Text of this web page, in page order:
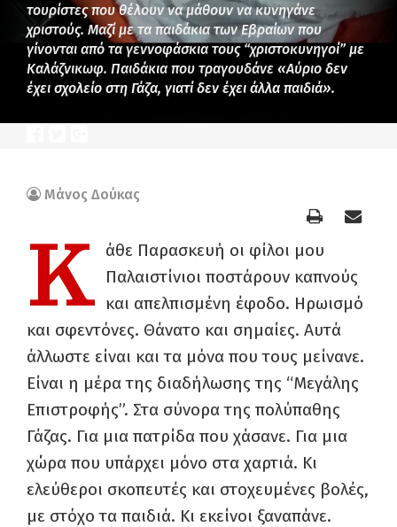
τουρίστες που θέλουν να μάθουν να κυνηγάνε
χριστούς. Μαζί με τα παιδάκια των Εβραίων που
γίνονται από τα γεννοφάσκια τους “χριστοκυνηγοί” με
Καλάζνικωφ. Παιδάκια που τραγουδάνε «Αύριο δεν
έχει σχολείο στη Γάζα, γιατί δεν έχει άλλα παιδιά».
Μάνος Δούκας
Κ
άθε Παρασκευή οι φίλοι μου
Παλαιστίνιοι ποστάρουν καπνούς
και απελπισμένη έφοδο. Ηρωισμό
και σφεντόνες. Θάνατο και σημαίες. Αυτά
άλλωστε είναι και τα μόνα που τους μείνανε.
Είναι η μέρα της διαδήλωσης της “Μεγάλης
Επιστροφής”. Στα σύνορα της πολύπαθης
Γάζας. Για μια πατρίδα που χάσανε. Για μια
χώρα που υπάρχει μόνο στα χαρτιά. Κι
ελεύθεροι σκοπευτές και στοχευμένες βολές,
με στόχο τα παιδιά. Κι εκείνοι ξαναπάνε.